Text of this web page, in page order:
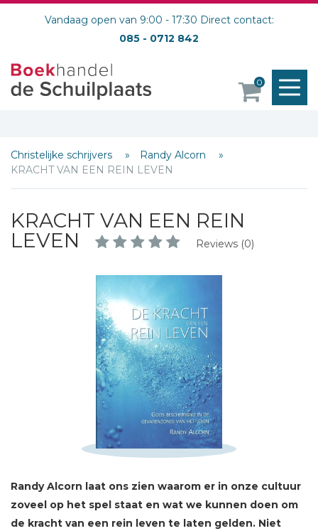
Vandaag open van 9:00 - 17:30 Direct contact:
085 - 0712 842
0
Christelijke schrijvers
Randy Alcorn
KRACHT VAN EEN REIN LEVEN
KRACHT VAN EEN REIN
LEVEN
Reviews (0)
Randy Alcorn laat ons zien waarom er in onze cultuur
zoveel op het spel staat en wat we kunnen doen om
de kracht van een rein leven te laten gelden. Niet
Schrijf hieronder je review!
Titel *
Bericht *